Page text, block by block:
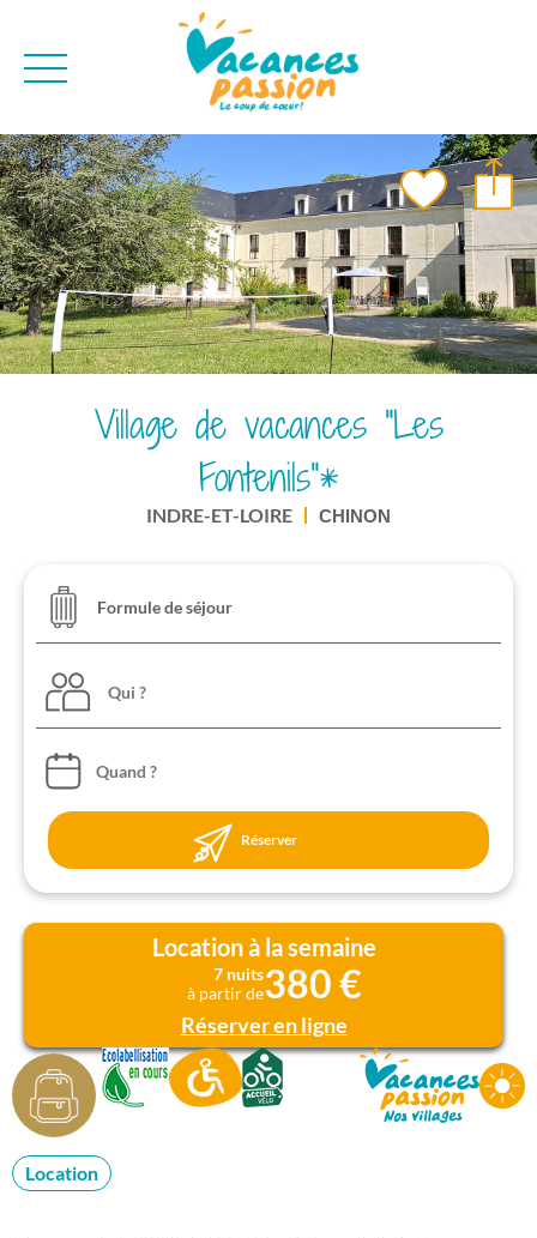
CAMPAGNE
MER
MONTAGNE
VILLES
ENVIE D'AILLEURS
BONS PLANS
QUI SOMMES-
BLOG
BROCHURES
NEWSLETTER
Village de vacances "Les
Fontenils"*
INDRE-ET-LOIRE CHINON
Qui ?
Réserver
Location à la semaine
7 nuits
à partir de380 €
Réserver en ligne
Location